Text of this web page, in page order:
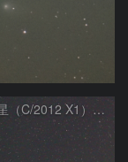
リニア彗星（C/2012 X1）（20140503）